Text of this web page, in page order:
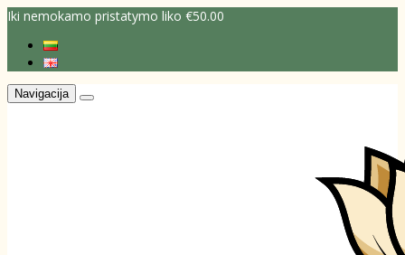
Iki nemokamo pristatymo liko €50.00
Navigacija